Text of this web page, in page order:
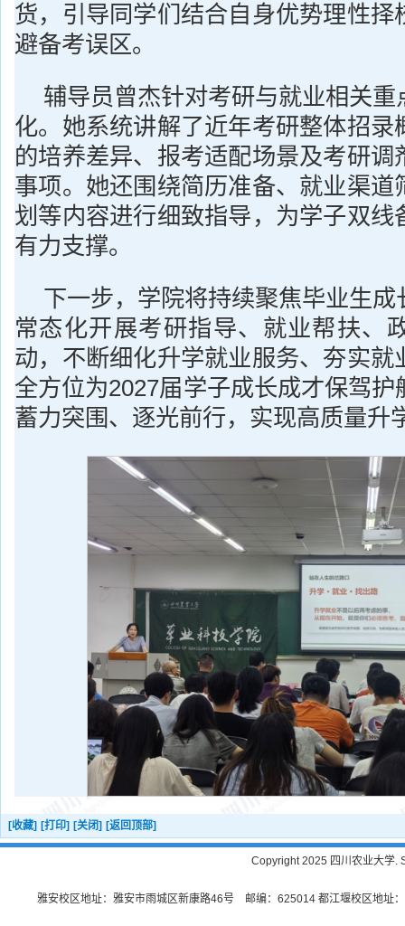
货，引导同学们结合自身优势理性择
避备考误区。
辅导员曾杰针对考研与就业相关
化。她系统讲解了近年考研整体招录
的培养差异、报考适配场景及考研调
事项。她还围绕简历准备、就业渠道
划等内容进行细致指导，为学子双线
有力支撑。
下一步，学院将持续聚焦毕业生
常态化开展考研指导、就业帮扶、
动，不断细化升学就业服务、夯实就
全方位为2027届学子成长成才保驾
蓄力突围、逐光前行，实现高质量升
[收藏] [打印] [关闭] [返回顶部]
Copyright 2025 四川农业大学.
雅安校区地址：雅安市雨城区新康路46号 邮编：625014 都江堰校区地址